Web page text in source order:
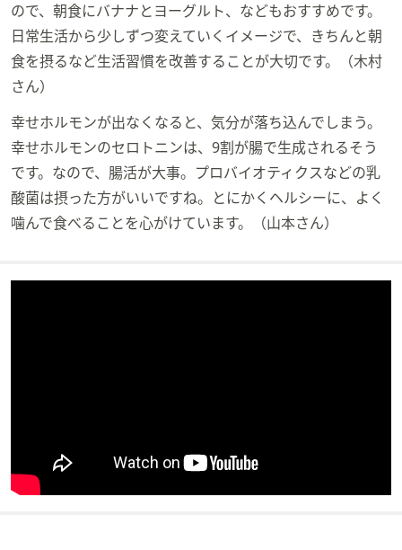
ので、朝食にバナナとヨーグルト、などもおすすめです。
日常生活から少しずつ変えていくイメージで、きちんと朝
食を摂るなど生活習慣を改善することが大切です。（木村
さん）
幸せホルモンが出なくなると、気分が落ち込んでしまう。
幸せホルモンのセロトニンは、9割が腸で生成されるそう
です。なので、腸活が大事。プロバイオティクスなどの乳
酸菌は摂った方がいいですね。とにかくヘルシーに、よく
噛んで食べることを心がけています。（山本さん）